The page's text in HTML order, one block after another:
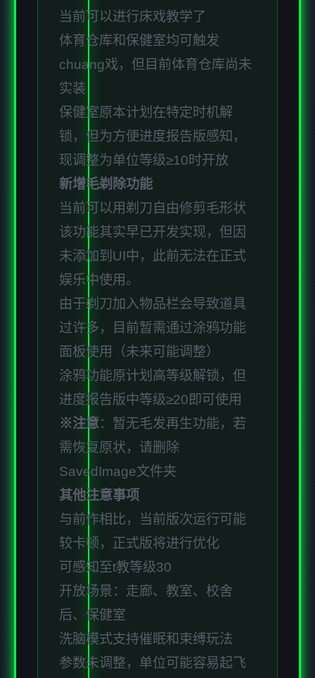
当前可以进行床戏教学了
体育仓库和保健室均可触发
chuang戏，但目前体育仓库尚未
实装
保健室原本计划在特定时机解
锁，但为方便进度报告版感知，
现调整为单位等级≥10时开放
新增毛剃除功能
当前可以用剃刀自由修剪毛形状
该功能其实早已开发实现，但因
未添加到UI中，此前无法在正式
娱乐中使用。
由于剃刀加入物品栏会导致道具
过许多，目前暂需通过涂鸦功能
面板使用（未来可能调整）
涂鸦功能原计划高等级解锁，但
进度报告版中等级≥20即可使用
※注意：暂无毛发再生功能，若
需恢复原状，请删除
SavedImage文件夹
其他注意事项
与前作相比，当前版次运行可能
较卡顿，正式版将进行优化
可感知至t教等级30
开放场景：走廊、教室、校舍
后、保健室
洗脑模式支持催眠和束缚玩法
参数未调整，单位可能容易起飞